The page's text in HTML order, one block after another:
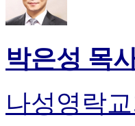
박은성 목
나성영락교